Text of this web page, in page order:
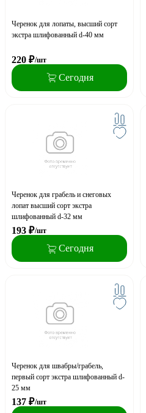
Черенок для лопаты, высший сорт
экстра шлифованный d-40 мм
220 ₽/шт
Сегодня
Черенок для грабель и снеговых
лопат высший сорт экстра
шлифованный d-32 мм
193 ₽/шт
Сегодня
Черенок для швабры/грабель,
первый сорт экстра шлифованный d-
25 мм
137 ₽/шт